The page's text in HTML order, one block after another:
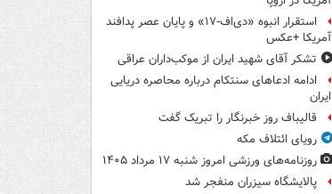
استقرار انبوه «دی‌اف‑۱۷» و پایان عصر پدافند
آمریکا +عکس
تشکر آقای شهید ایران از موکب‌داران عراقی
ادامه ادعاهای سنتکام درباره محاصره دریایی
ایران
قالیباف روز خبرنگار را تبریک گفت
رویای ائتلاف مکه
روزنامه‌های ورزشی امروز ‌شنبه ۱۷ مرداد ۱۴۰۵
پالایشگاه سیزران منفجر شد